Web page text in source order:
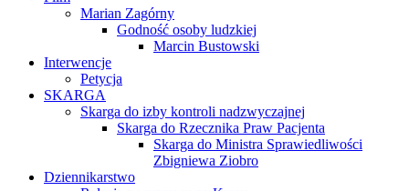
Marian Zagórny
Godność osoby ludzkiej
Marcin Bustowski
Interwencje
Petycja
SKARGA
Skarga do izby kontroli nadzwyczajnej
Skarga do Rzecznika Praw Pacjenta
Skarga do Ministra Sprawiedliwości
Zbigniewa Ziobro
Dziennikarstwo